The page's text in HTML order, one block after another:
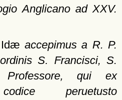
Anglicano ad XXV.
Idæaccepimus a R. P.
S. Francisci, S.
Professore, qui ex
peruetusto